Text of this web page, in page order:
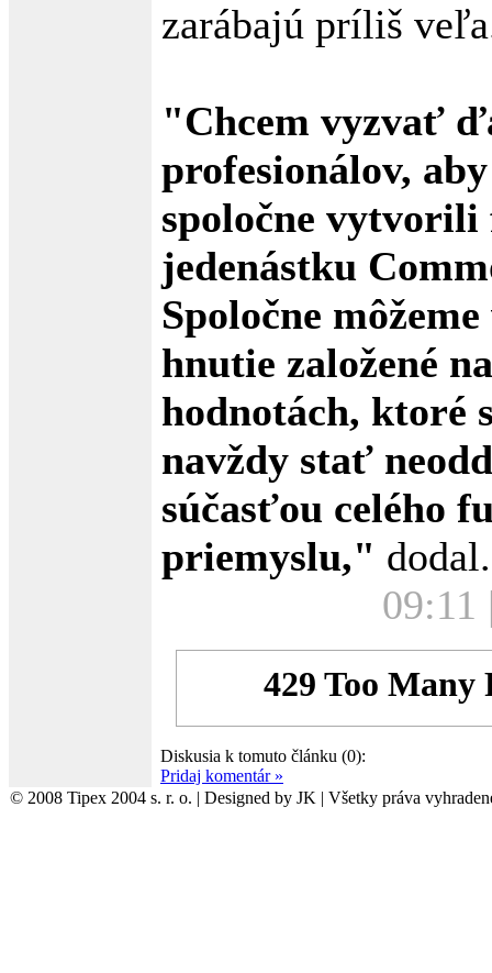
zarábajú príliš
"Chcem vyzvať
profesionálov,
spoločne
jedenástku
Spoločne
hnutie založené
hodnotách, ktoré
navždy stať
súčasťou celého
priemyslu," dodal.
09:11
Diskusia k tomuto článku (0):
Pridaj komentár »
© 2008 Tipex 2004 s. r. o. | Designed by JK | Všetky práva